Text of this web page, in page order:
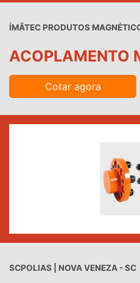
ÍMÃTEC PRODUTOS
ACOPLAMENTO
Cotar agora
SCPOLIAS | NOVA VENEZA - SC